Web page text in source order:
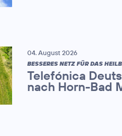
04. August 2026
BESSERES NETZ FÜR DAS
Telefónica
nach Horn-Bad